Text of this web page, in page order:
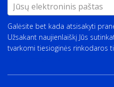
Galėsite bet kada atsisakyti
Užsakant naujienlaiškį Jūs
tvarkomi tiesioginės rinkodaros